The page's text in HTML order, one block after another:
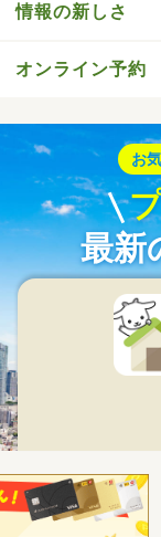
情報の新しさ
オンライン予約
お
最新